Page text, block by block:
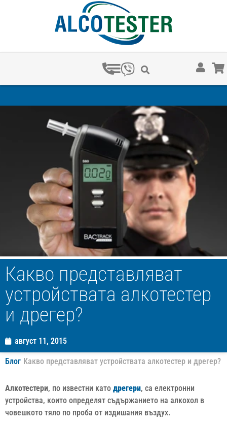
Какво представляват
устройствата алкотестер
и дрегер?
август 11, 2015
Блог Какво представляват устройствата алкотестер и дрегер?
Алкотестери, по известни като дрегери, са електронни
устройства, които определят съдържанието на алкохол в
човешкото тяло по проба от издишания въздух.